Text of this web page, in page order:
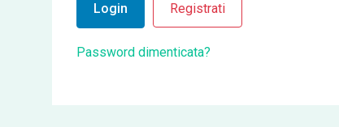
Login Registrati
Password dimenticata?